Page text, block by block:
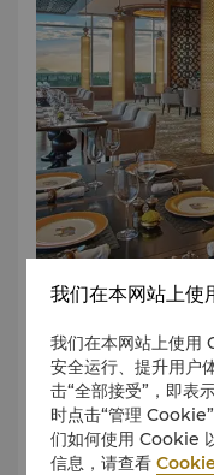
精致印度美食
Ssaffron是一家正宗印
美食。餐厅菜品注重
产品，以鲜明的风味
Ssaffron是商务午餐
我们在本网站上
我们在本网站上使用
安全运行、提升用户
击“全部接受”，即表
时点击“管理
们如何使用 Cookie
信息，请查看